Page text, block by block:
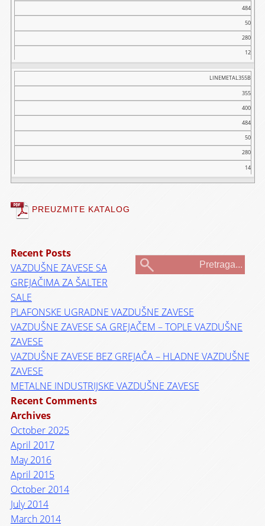
484
50
280
12
LINEMETAL355B
355
400
484
50
280
14
PREUZMITE KATALOG
Recent Posts
VAZDUŠNE ZAVESE SA
GREJAČIMA ZA ŠALTER
SALE
PLAFONSKE UGRADNE VAZDUŠNE ZAVESE
VAZDUŠNE ZAVESE SA GREJAČEM – TOPLE VAZDUŠNE
ZAVESE
VAZDUŠNE ZAVESE BEZ GREJAČA – HLADNE VAZDUŠNE
ZAVESE
METALNE INDUSTRIJSKE VAZDUŠNE ZAVESE
Recent Comments
Archives
October 2025
April 2017
May 2016
April 2015
October 2014
July 2014
March 2014